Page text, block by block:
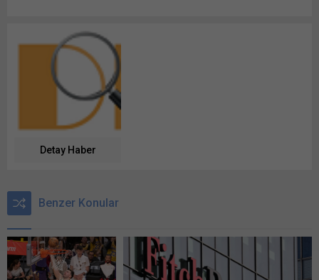
Detay Haber
Benzer Konular